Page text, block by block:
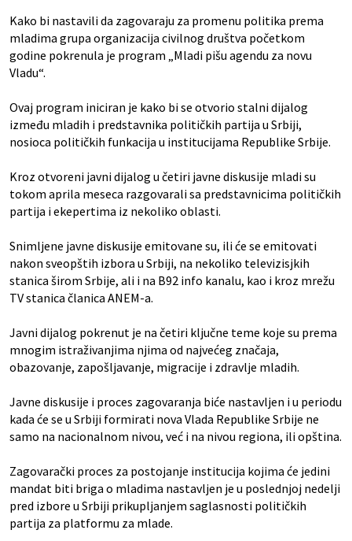
Kako bi nastavili da zagovaraju za promenu politika prema
mladima grupa organizacija civilnog društva početkom
godine pokrenula je program „Mladi pišu agendu za novu
Vladu“.
Ovaj program iniciran je kako bi se otvorio stalni dijalog
između mladih i predstavnika političkih partija u Srbiji,
nosioca političkih funkacija u institucijama Republike Srbije.
Kroz otvoreni javni dijalog u četiri javne diskusije mladi su
tokom aprila meseca razgovarali sa predstavnicima političkih
partija i ekepertima iz nekoliko oblasti.
Snimljene javne diskusije emitovane su, ili će se emitovati
nakon sveopštih izbora u Srbiji, na nekoliko televizisjkih
stanica širom Srbije, ali i na B92 info kanalu, kao i kroz mrežu
TV stanica članica ANEM-a.
Javni dijalog pokrenut je na četiri ključne teme koje su prema
mnogim istraživanjima njima od najvećeg značaja,
obazovanje, zapošljavanje, migracije i zdravlje mladih.
Javne diskusije i proces zagovaranja biće nastavljen i u periodu
kada će se u Srbiji formirati nova Vlada Republike Srbije ne
samo na nacionalnom nivou, već i na nivou regiona, ili opština.
Zagovarački proces za postojanje institucija kojima će jedini
mandat biti briga o mladima nastavljen je u poslednjoj nedelji
pred izbore u Srbiji prikupljanjem saglasnosti političkih
partija za platformu za mlade.